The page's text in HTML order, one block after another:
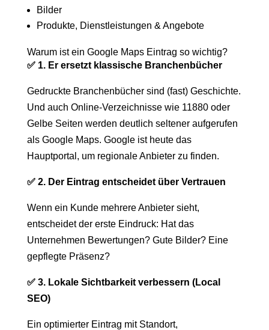
Bilder
Produkte, Dienstleistungen & Angebote
Warum ist ein Google Maps Eintrag so wichtig?
✅ 1. Er ersetzt klassische Branchenbücher
Gedruckte Branchenbücher sind (fast) Geschichte.
Und auch Online-Verzeichnisse wie 11880 oder
Gelbe Seiten werden deutlich seltener aufgerufen
als Google Maps. Google ist heute das
Hauptportal, um regionale Anbieter zu finden.
✅ 2. Der Eintrag entscheidet über Vertrauen
Wenn ein Kunde mehrere Anbieter sieht,
entscheidet der erste Eindruck: Hat das
Unternehmen Bewertungen? Gute Bilder? Eine
gepflegte Präsenz?
✅ 3. Lokale Sichtbarkeit verbessern (Local
SEO)
Ein optimierter Eintrag mit Standort,